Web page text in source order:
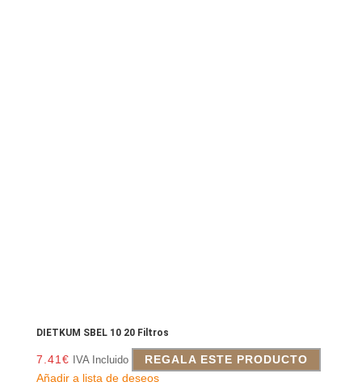
DIETKUM SBEL 10 20 Filtros
7.41€ IVA Incluido
REGALA ESTE PRODUCTO
Añadir a lista de deseos